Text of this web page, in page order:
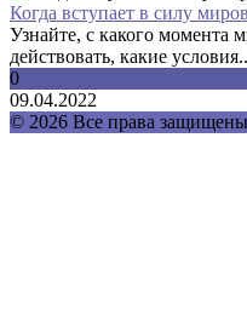
Когда вступает в силу
Узнайте, с какого момента
действовать, какие
0
09.04.2022
© 2026 Все права